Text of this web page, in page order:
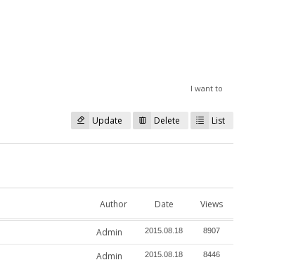
I want to
Update Delete List
Author Date Views
Admin 2015.08.18 8907
Admin 2015.08.18 8446